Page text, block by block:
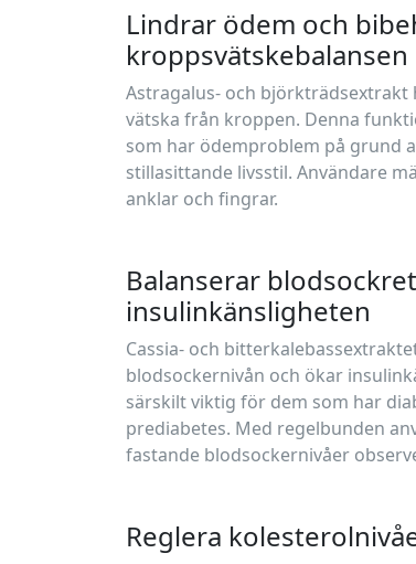
Lindrar ödem och
kroppsvätskebalansen
Astragalus- och
vätska från kroppen. Denna
som har ödemproblem på grund
stillasittande livsstil. Användare
anklar och fingrar.
Balanserar
insulinkänsligheten
Cassia- och
blodsockernivån och ökar
särskilt viktig för dem som har
prediabetes. Med regelbunden
fastande blodsockernivåer
Reglera